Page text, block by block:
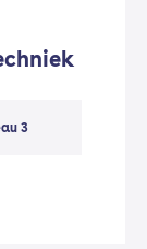
3